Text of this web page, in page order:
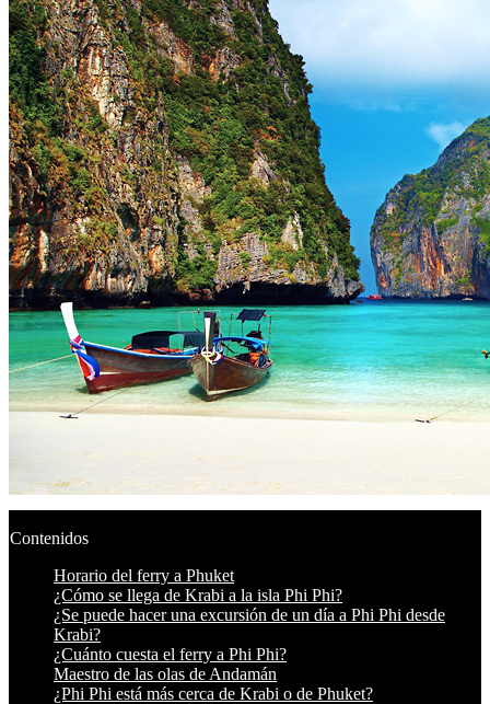
Contenidos
Horario del ferry a Phuket
¿Cómo se llega de Krabi a la isla Phi Phi?
¿Se puede hacer una excursión de un día a Phi Phi desde
Krabi?
¿Cuánto cuesta el ferry a Phi Phi?
Maestro de las olas de Andamán
¿Phi Phi está más cerca de Krabi o de Phuket?